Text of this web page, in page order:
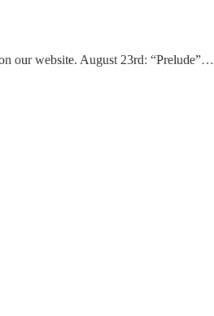
our website. August 23rd: “Prelude”…